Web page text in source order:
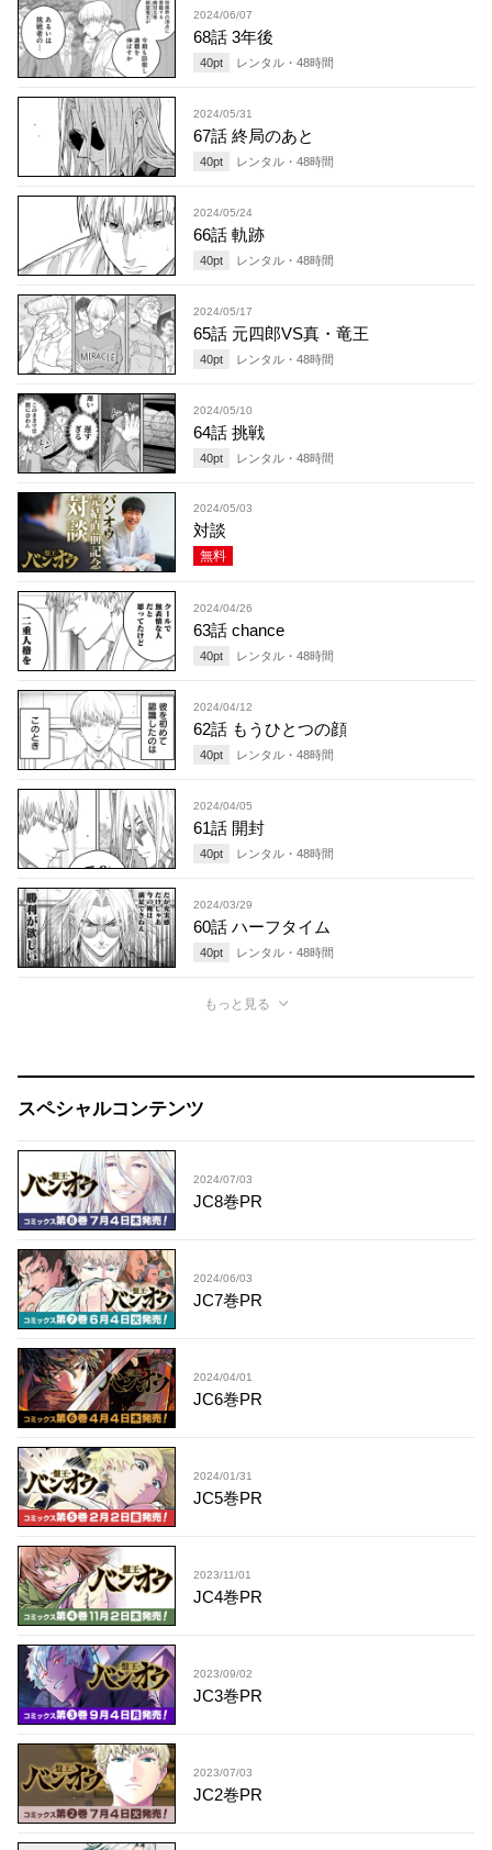
2024/06/07
68話 3年後
40pt レンタル・ 48時間
2024/05/31
67話 終局のあと
40pt レンタル・ 48時間
2024/05/24
66話 軌跡
40pt レンタル・ 48時間
2024/05/17
65話 元四郎VS真・竜王
40pt レンタル・ 48時間
2024/05/10
64話 挑戦
40pt レンタル・ 48時間
2024/05/03
対談
無料
2024/04/26
63話 chance
40pt レンタル・ 48時間
2024/04/12
62話 もうひとつの顔
40pt レンタル・ 48時間
2024/04/05
61話 開封
40pt レンタル・ 48時間
2024/03/29
60話 ハーフタイム
40pt レンタル・ 48時間
もっと見る
スペシャルコンテンツ
2024/07/03
JC8巻PR
2024/06/03
JC7巻PR
2024/04/01
JC6巻PR
2024/01/31
JC5巻PR
2023/11/01
JC4巻PR
2023/09/02
JC3巻PR
2023/07/03
JC2巻PR